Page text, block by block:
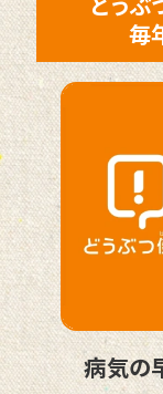
どうぶ
毎
病気の